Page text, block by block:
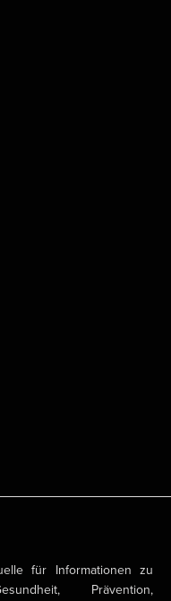
für Informationen zu
Prävention,